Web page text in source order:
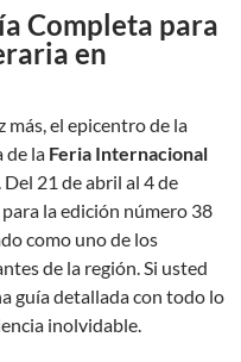
Completa para
en
más, el epicentro de la
de la Feria Internacional
Del 21 de abril al 4 de
la edición número 38
como uno de los
de la región. Si usted
guía detallada con todo lo
inolvidable.